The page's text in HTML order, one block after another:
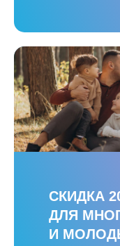
СКИДКА
ДЛЯ
И